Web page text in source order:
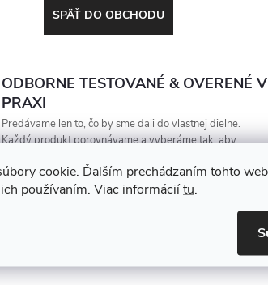
cookie. Ďalším prechádzaním tohto
používaním. Viac informáciítu.
SPÄŤ DO OBCHODU
ODBORNE TESTOVANÉ & OVERENÉ V
PRAXI
Predávame len to, čo by sme dali do vlastnej dielne.
Každý produkt porovnávame a vyberáme tak, aby